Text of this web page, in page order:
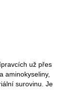
už přes
aminokyseliny,
surovinu. Je